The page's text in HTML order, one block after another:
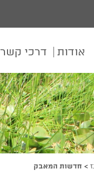
אודות דרכי קשר
> חדשות המאבק